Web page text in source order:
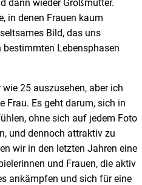
dann wieder Großmütter.
in denen Frauen kaum
Bild, das uns
bestimmten Lebensphasen
25 auszusehen, aber ich
Frau. Es geht darum, sich in
ohne sich auf jedem Foto
und dennoch attraktiv zu
wir in den letzten Jahren eine
und Frauen, die aktiv
ankämpfen und sich für eine